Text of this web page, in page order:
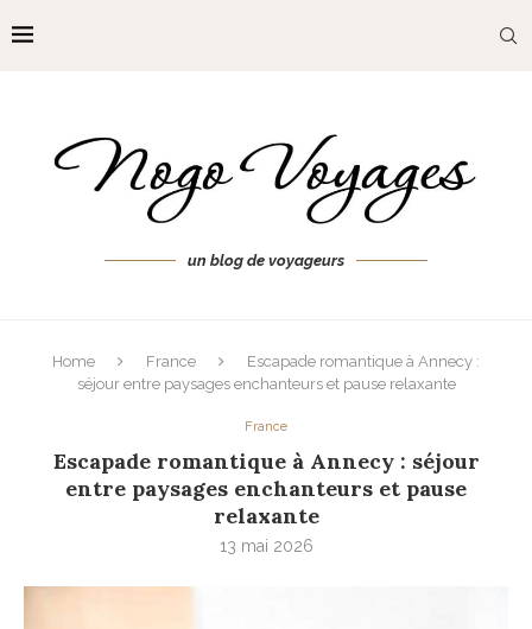
un blog de voyageurs
Home France
Escapade romantique à Annecy :
séjour entre paysages enchanteurs et pause relaxante
France
Escapade romantique à Annecy : séjour
entre paysages enchanteurs et pause
relaxante
13 mai 2026